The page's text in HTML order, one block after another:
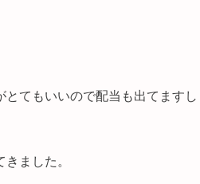
てもいいので配当も出てますし
ました。